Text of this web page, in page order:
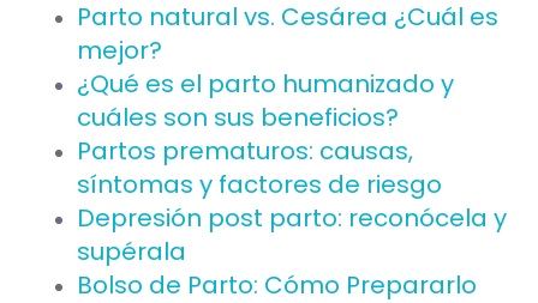
Parto natural vs. Cesárea ¿Cuál es
mejor?
¿Qué es el parto humanizado y
cuáles son sus beneficios?
Partos prematuros: causas,
síntomas y factores de riesgo
Depresión post parto: reconócela y
supérala
Bolso de Parto: Cómo Prepararlo